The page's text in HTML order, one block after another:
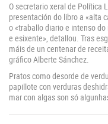
O secretario xeral de Política
presentación do libro a «alta
o «traballo diario e intenso
e esixente», detallou. Tras
máis de un centenar de
gráfico Alberte Sánchez.
Pratos como desorde de
papillote con verduras
mar con algas son só